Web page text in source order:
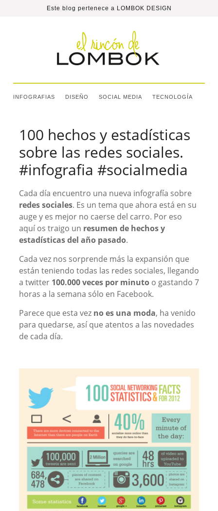
Este blog pertenece a LOMBOK DESIGN
INFOGRAFIAS DISEÑO SOCIAL MEDIA TECNOLOGÍA
100 hechos y estadísticas
sobre las redes sociales.
#infografia #socialmedia
Cada día encuentro una nueva infografía sobre
redes sociales. Es un tema que ahora está en su
auge y es mejor no caerse del carro. Por eso
aquí os traigo un resumen de hechos y
estadísticas del año pasado.
Cada vez nos sorprende más la expansión que
están teniendo todas las redes sociales, llegando
a twitter 100.000 veces por minutoo gastando 7
horas a la semana sólo en Facebook.
Parece que esta vez no es una moda, ha venido
para quedarse, así que atentos a las novedades
de cada día.